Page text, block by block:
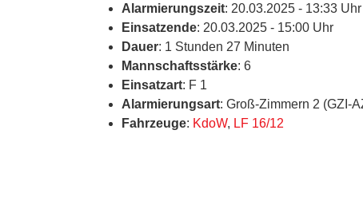
Alarmierungszeit: 20.03.2025 - 13:33 Uhr
Einsatzende: 20.03.2025 - 15:00 Uhr
Dauer: 1 Stunden 27 Minuten
Mannschaftsstärke: 6
Einsatzart: F 1
Alarmierungsart: Groß-Zimmern 2 (GZI-
Fahrzeuge: KdoW, LF 16/12